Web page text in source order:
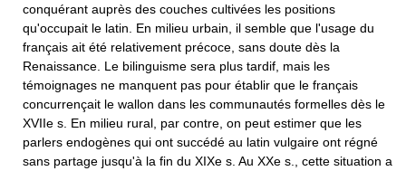
conquérant auprès des couches cultivées les positions
qu'occupait le latin. En milieu urbain, il semble que l'usage du
français ait été relativement précoce, sans doute dès la
Renaissance. Le bilinguisme sera plus tardif, mais les
témoignages ne manquent pas pour établir que le français
concurrençait le wallon dans les communautés formelles dès le
XVIIe s. En milieu rural, par contre, on peut estimer que les
parlers endogènes qui ont succédé au latin vulgaire ont régné
sans partage jusqu'à la fin du XIXe s. Au XXe s., cette situation a